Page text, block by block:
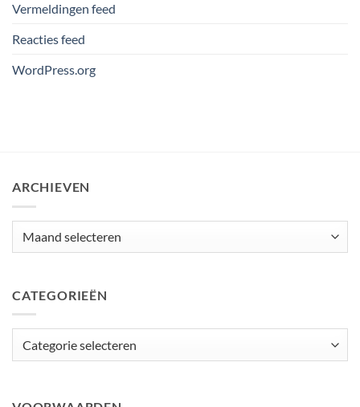
Vermeldingen feed
Reacties feed
WordPress.org
ARCHIEVEN
CATEGORIEËN